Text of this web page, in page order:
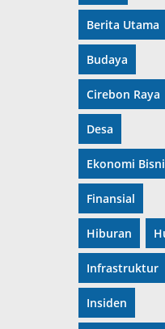
Berita Utama
Budaya
Cirebon Raya
Desa
Ekonomi
Finansial
Hiburan
Infrastruktur
Insiden